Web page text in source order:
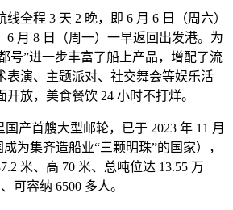
全程 3 天 2 晚，即 6 月 6 日（周六）
6 月 8 日（周一）一早返回出发港。为
号”进一步丰富了船上产品，增配了流
表演、主题派对、社交舞会等娱乐活
放，美食餐饮 24 小时不打烊。
产首艘大型邮轮，已于 2023 年 11 月
为集齐造船业“三颗明珠”的国家），
米、高 70 米、总吨位达 13.55 万
可容纳 6500 多人。